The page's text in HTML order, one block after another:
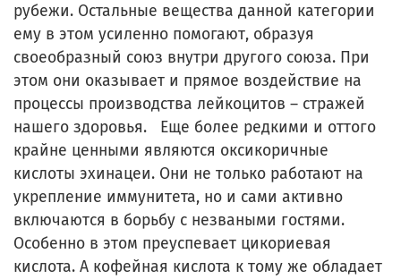
рубежи. Остальные вещества данной категории
ему в этом усиленно помогают, образуя
своеобразный союз внутри другого союза. При
этом они оказывает и прямое воздействие на
процессы производства лейкоцитов – стражей
нашего здоровья. Еще более редкими и оттого
крайне ценными являются оксикоричные
кислоты эхинацеи. Они не только работают на
укрепление иммунитета, но и сами активно
включаются в борьбу с незваными гостями.
Особенно в этом преуспевает цикориевая
кислота. А кофейная кислота к тому же обладает